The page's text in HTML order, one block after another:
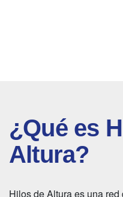
¿Qué es
Altura?
Hilos de Altura es una